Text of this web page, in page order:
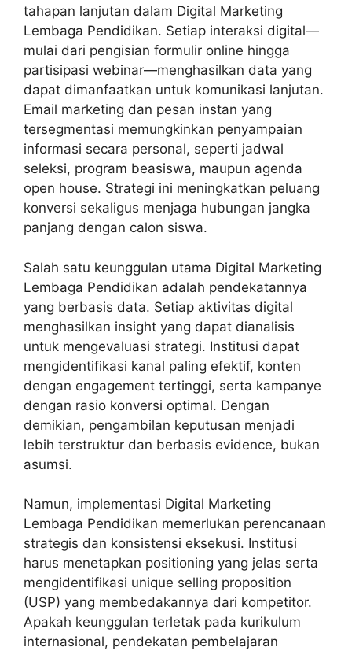
tahapan lanjutan dalam Digital Marketing
Lembaga Pendidikan. Setiap interaksi digital—
mulai dari pengisian formulir online hingga
partisipasi webinar—menghasilkan data yang
dapat dimanfaatkan untuk komunikasi lanjutan.
Email marketing dan pesan instan yang
tersegmentasi memungkinkan penyampaian
informasi secara personal, seperti jadwal
seleksi, program beasiswa, maupun agenda
open house. Strategi ini meningkatkan peluang
konversi sekaligus menjaga hubungan jangka
panjang dengan calon siswa.
Salah satu keunggulan utama Digital Marketing
Lembaga Pendidikan adalah pendekatannya
yang berbasis data. Setiap aktivitas digital
menghasilkan insight yang dapat dianalisis
untuk mengevaluasi strategi. Institusi dapat
mengidentifikasi kanal paling efektif, konten
dengan engagement tertinggi, serta kampanye
dengan rasio konversi optimal. Dengan
demikian, pengambilan keputusan menjadi
lebih terstruktur dan berbasis evidence, bukan
asumsi.
Namun, implementasi Digital Marketing
Lembaga Pendidikan memerlukan perencanaan
strategis dan konsistensi eksekusi. Institusi
harus menetapkan positioning yang jelas serta
mengidentifikasi unique selling proposition
(USP) yang membedakannya dari kompetitor.
Apakah keunggulan terletak pada kurikulum
internasional, pendekatan pembelajaran